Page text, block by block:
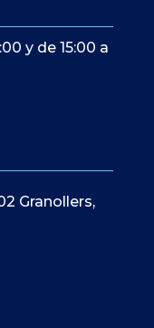
y de 15:00 a
Granollers,